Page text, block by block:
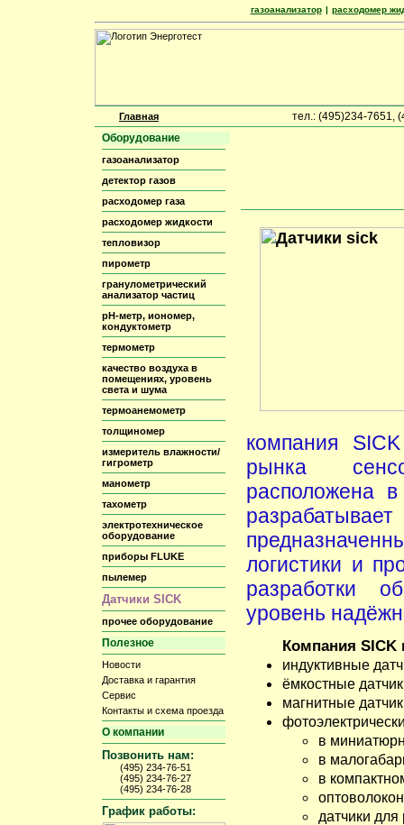
газоанализатор | расходомер
Главная
тел.: (495)234-7651,
Оборудование
газоанализатор
детектор газов
расходомер газа
расходомер жидкости
тепловизор
пирометр
гранулометрический
анализатор частиц
pH-метр, иономер,
кондуктометр
термометр
качество воздуха в
помещениях, уровень
света и шума
термоанемометр
толщиномер
измеритель влажности/
гигрометр
манометр
тахометр
электротехническое
оборудование
приборы FLUKE
пылемер
Датчики SICK
прочее оборудование
Полезное
Новости
Доставка и гарантия
Сервис
Контакты и схема проезда
О компании
Позвонить нам:
(495) 234-76-51
(495) 234-76-27
(495) 234-76-28
График работы:
компания
рынка
расположена
логистики и
разработки
уровень
Компания SICK
индуктивные
ёмкостные
магнитные
в
в
в
датчики